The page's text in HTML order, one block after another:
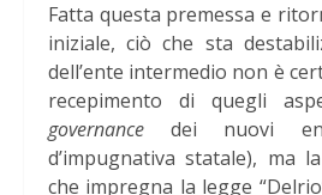
Fatta questa premessa e
iniziale, ciò che sta
dell’ente intermedio non è
recepimento di quegli
governance dei nuovi
d’impugnativa statale), ma
che impregna la legge